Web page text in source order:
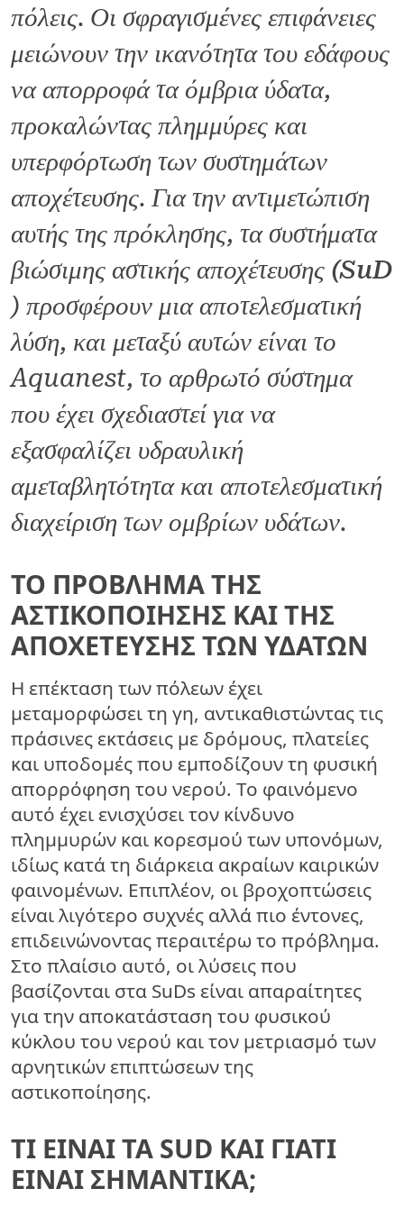
πόλεις. Οι σφραγισμένες επιφάνειες
μειώνουν την ικανότητα του εδάφους
να απορροφά τα όμβρια ύδατα,
προκαλώντας πλημμύρες και
υπερφόρτωση των συστημάτων
αποχέτευσης. Για την αντιμετώπιση
αυτής της πρόκλησης, τα συστήματα
βιώσιμης αστικής αποχέτευσης (SuD
) προσφέρουν μια αποτελεσματική
λύση, και μεταξύ αυτών είναι το
Aquanest, το αρθρωτό σύστημα
που έχει σχεδιαστεί για να
εξασφαλίζει υδραυλική
αμεταβλητότητα και αποτελεσματική
διαχείριση των ομβρίων υδάτων.
ΤΟ ΠΡΌΒΛΗΜΑ ΤΗΣ
ΑΣΤΙΚΟΠΟΊΗΣΗΣ ΚΑΙ ΤΗΣ
ΑΠΟΧΈΤΕΥΣΗΣ ΤΩΝ ΥΔΆΤΩΝ
Η επέκταση των πόλεων έχει
μεταμορφώσει τη γη, αντικαθιστώντας τις
πράσινες εκτάσεις με δρόμους, πλατείες
και υποδομές που εμποδίζουν τη φυσική
απορρόφηση του νερού. Το φαινόμενο
αυτό έχει ενισχύσει τον κίνδυνο
πλημμυρών και κορεσμού των υπονόμων,
ιδίως κατά τη διάρκεια ακραίων καιρικών
φαινομένων. Επιπλέον, οι βροχοπτώσεις
είναι λιγότερο συχνές αλλά πιο έντονες,
επιδεινώνοντας περαιτέρω το πρόβλημα.
Στο πλαίσιο αυτό, οι λύσεις που
βασίζονται στα SuDs είναι απαραίτητες
για την αποκατάσταση του φυσικού
κύκλου του νερού και τον μετριασμό των
αρνητικών επιπτώσεων της
αστικοποίησης.
ΤΙ ΕΊΝΑΙ ΤΑ SUD ΚΑΙ ΓΙΑΤΊ
ΕΊΝΑΙ ΣΗΜΑΝΤΙΚΆ;